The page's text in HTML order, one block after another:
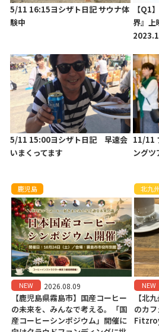
5/11 16:15ヨシザト日記 サウナ体
験中
【Q1
界』上
5/11 15:00ヨシザト日記 早速会
いまくってます
11/11
ングツ
鹿児島
NEW 2026.08.09
【鹿児島県霧島市】国産コーヒー
の未来を、みんなで考える。「国
産コーヒーシンポジウム」開催に
北九州
NEW
【北
のカ